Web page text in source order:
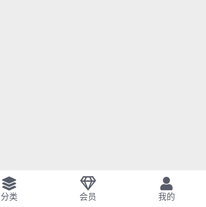
分类 会员 我的